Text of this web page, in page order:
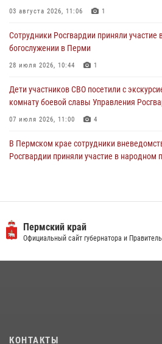
Юные защитники порядка: росгвардейцы
24 июля 2026, 08:43
03 августа 2026, 11:06 1
Сотрудники Росгвардии приняли участие
богослужении в Перми
28 июля 2026, 10:44 1
Дети участников СВО посетили с
комнату боевой славы Управления
07 июля 2026, 11:00 4
В Пермском крае сотрудники
Росгвардии приняли участие в народном
прошло патриотическое мероприятие
03 августа 2026, 11:09
Пермский край
Официальный сайт губернатора и
КОНТАКТЫ